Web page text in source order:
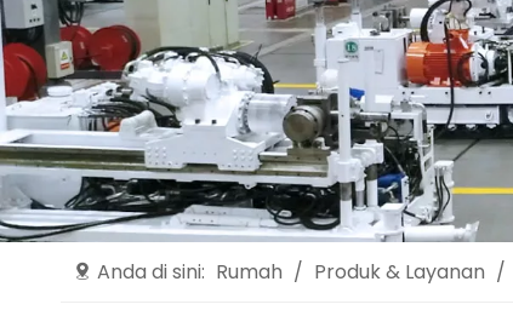
Anda di sini: Rumah / Produk & Layanan /